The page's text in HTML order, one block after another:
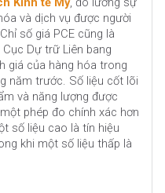
và dịch vụ được người
số giá PCE cũng là
Dự trữ Liên bang
giá của hàng hóa trong
năm trước. Số liệu cốt lõi
và năng lượng được
phép đo chính xác hơn
số liệu cao là tín hiệu
khi một số liệu thấp là